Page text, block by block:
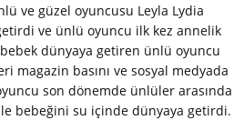
ve güzel oyuncusu Leyla Lydia
ve ünlü oyuncu ilk kez annelik
bebek dünyaya getiren ünlü oyuncu
magazin basını ve sosyal medyada
son dönemde ünlüler arasında
bebeğini su içinde dünyaya getirdi.